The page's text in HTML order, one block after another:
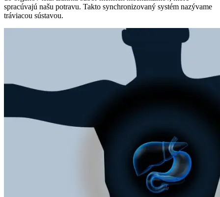
spracúvajú našu potravu. Takto synchronizovaný systém nazývame
tráviacou sústavou.